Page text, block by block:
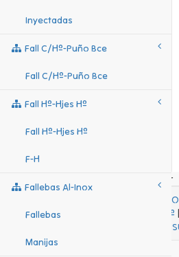
Inyectadas
Fall C/hº-Puño Bce
Fall C/hº-Puño Bce
Fall Hº-Hjes Hº
Fall Hº-Hjes Hº
F-H
Fallebas Al-Inox
Fallebas
Manijas
FALL Hº-HJES Hº